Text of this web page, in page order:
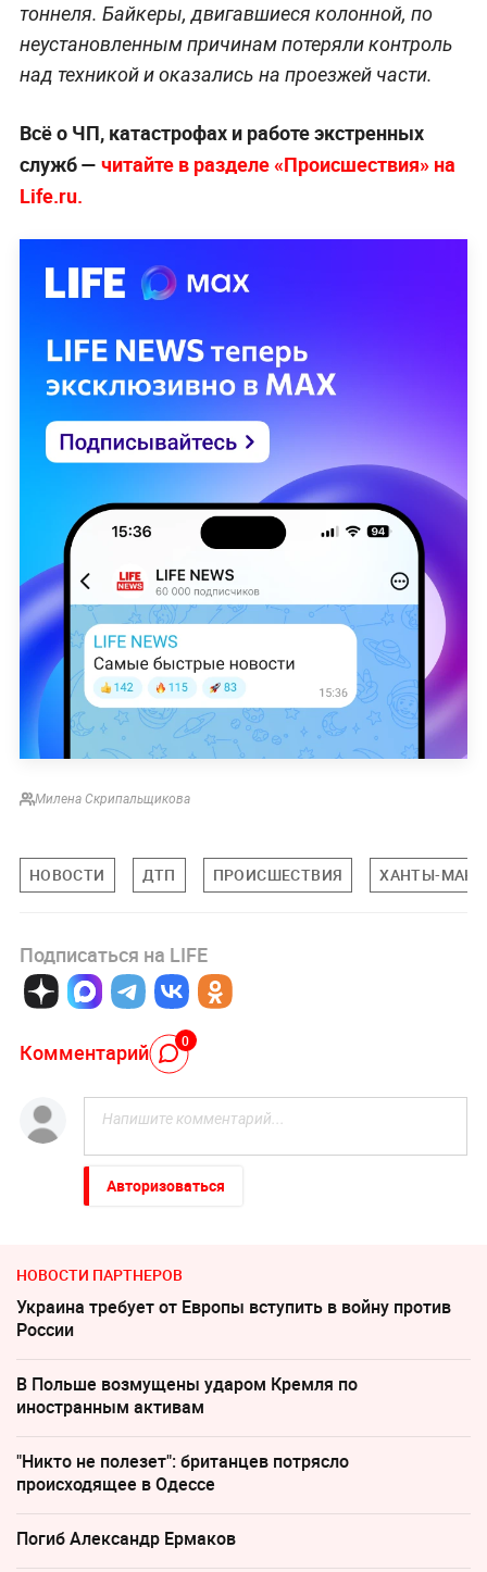
тоннеля. Байкеры, двигавшиеся колонной, по
неустановленным причинам потеряли контроль
над техникой и оказались на проезжей части.
Всё о ЧП, катастрофах и работе экстренных
служб — читайте в разделе «Происшествия» на
Life.ru.
Милена Скрипальщикова
НОВОСТИ ДТП ПРОИСШЕСТВИЯ ХАНТЫ-
Подписаться на LIFE
Комментарий 0
Авторизоваться
НОВОСТИ ПАРТНЕРОВ
Украина требует от Европы вступить в войну против
России
В Польше возмущены ударом Кремля по
иностранным активам
"Никто не полезет": британцев потрясло
происходящее в Одессе
Погиб Александр Ермаков